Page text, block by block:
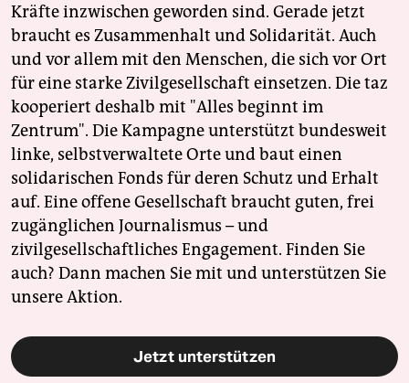
Kräfte inzwischen geworden sind. Gerade jetzt
braucht es Zusammenhalt und Solidarität. Auch
und vor allem mit den Menschen, die sich vor Ort
für eine starke Zivilgesellschaft einsetzen. Die taz
kooperiert deshalb mit "Alles beginnt im
Zentrum". Die Kampagne unterstützt bundesweit
linke, selbstverwaltete Orte und baut einen
solidarischen Fonds für deren Schutz und Erhalt
auf. Eine offene Gesellschaft braucht guten, frei
zugänglichen Journalismus – und
zivilgesellschaftliches Engagement. Finden Sie
auch? Dann machen Sie mit und unterstützen Sie
unsere Aktion.
Jetzt unterstützen